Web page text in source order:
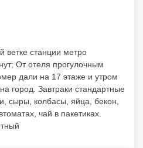
в новотеле бесплатно),
евро в сутки бесплатно